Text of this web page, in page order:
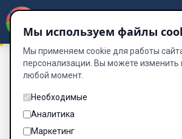
Мгновения любви
рынке»
Рассказ 9: «Случай на
фермерском рынке»
Мы используем файлы
Мы применяем cookie для работы
персонализации. Вы можете изменить
любой момент.
Необходимые
Аналитика
Маркетинг